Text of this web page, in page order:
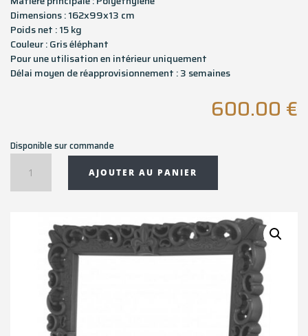
Dimensions : 162x99x13 cm
Poids net : 15 kg
Couleur : Gris éléphant
Pour une utilisation en intérieur uniquement
Délai moyen de réapprovisionnement : 3 semaines
600.00 €
Disponible sur commande
Cadre
162x99x13
AJOUTER AU PANIER